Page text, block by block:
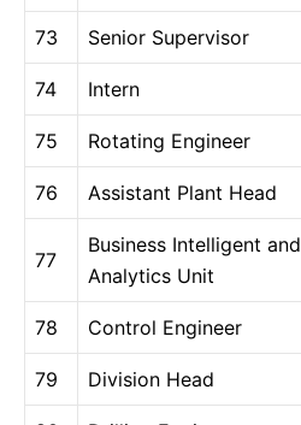
73 Senior Supervisor
74 Intern
75 Rotating Engineer
76 Assistant Plant Head
77
Business Intelligent and
Analytics Unit
78 Control Engineer
79 Division Head